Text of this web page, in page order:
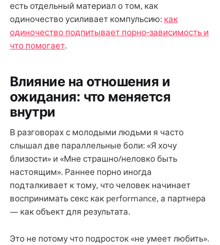
есть отдельный материал о том, как
одиночество усиливает компульсию: как
одиночество подпитывает порно‑зависимость и
что помогает.
Влияние на отношения и
ожидания: что меняется
внутри
В разговорах с молодыми людьми я часто
слышал две параллельные боли: «Я хочу
близости» и «Мне страшно/неловко быть
настоящим». Раннее порно иногда
подталкивает к тому, что человек начинает
воспринимать секс как performance, а партнера
— как объект для результата.
Это не потому что подросток «не умеет любить».